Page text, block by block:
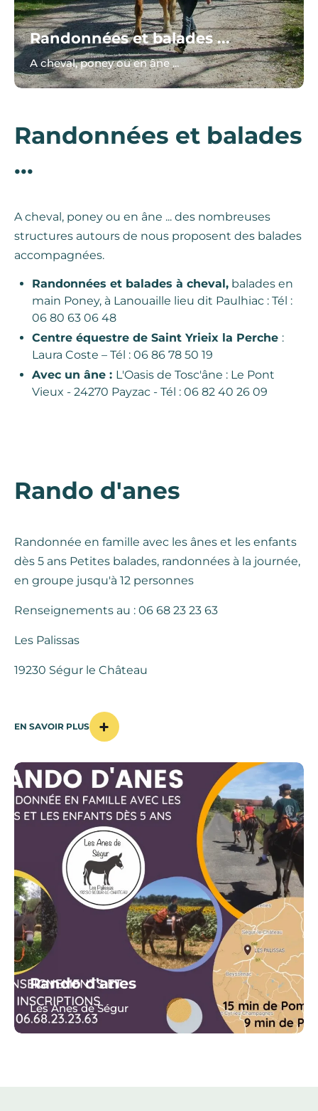
Randonnées et balades ...
A cheval, poney ou en âne ...
Randonnées et balades
...
A cheval, poney ou en âne ... des nombreuses
structures autours de nous proposent des balades
accompagnées.
Randonnées et balades à cheval, balades en
main Poney, à Lanouaille lieu dit Paulhiac : Tél :
06 80 63 06 48
Centre équestre de Saint Yrieix la Perche :
Laura Coste – Tél : 06 86 78 50 19
Avec un âne : L'Oasis de Tosc'âne : Le Pont
Vieux - 24270 Payzac - Tél : 06 82 40 26 09
Rando d'anes
Randonnée en famille avec les ânes et les enfants
dès 5 ans Petites balades, randonnées à la journée,
en groupe jusqu'à 12 personnes
Renseignements au : 06 68 23 23 63
Les Palissas
19230 Ségur le Château
EN SAVOIR PLUS
Rando d'anes
Les Anes de Ségur